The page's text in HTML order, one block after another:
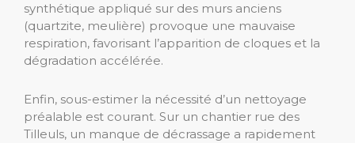
synthétique appliqué sur des murs anciens
(quartzite, meulière) provoque une mauvaise
respiration, favorisant l’apparition de cloques et la
dégradation accélérée.
Enfin, sous-estimer la nécessité d’un nettoyage
préalable est courant. Sur un chantier rue des
Tilleuls, un manque de décrassage a rapidement